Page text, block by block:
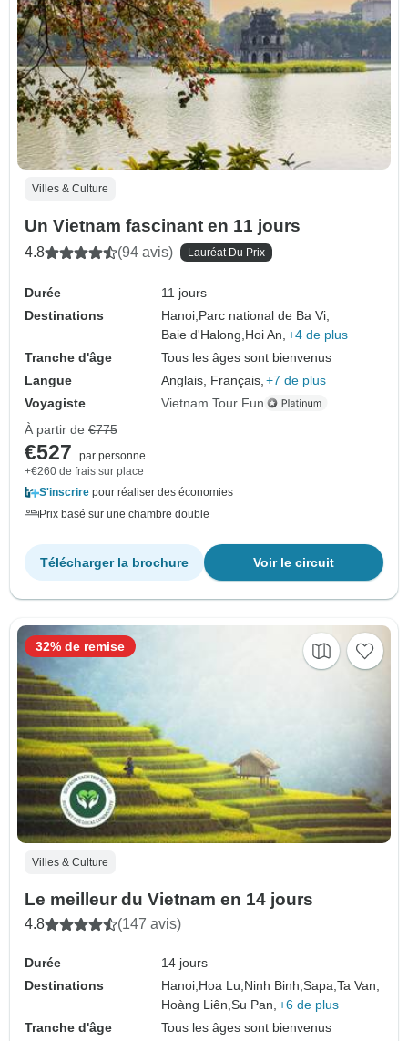
Villes & Culture
Un Vietnam fascinant en 11 jours
4.8 (94 avis) Lauréat Du Prix
Durée
11 jours
Destinations
Hanoi, Parc national de Ba Vi,
Baie d'Halong, Hoi An, +4 de plus
Tranche d'âge
Tous les âges sont bienvenus
Langue
Anglais, Français, +7 de plus
Voyagiste
Vietnam Tour Fun
À partir de €775
€527
par personne
+€260 de frais sur place
S'inscrire pour réaliser des économies
Prix basé sur une chambre double
Voir le circuit
Télécharger la brochure
Villes & Culture
Le meilleur du Vietnam en 14 jours
4.8 (147 avis)
Durée
14 jours
Destinations
Hanoi, Hoa Lu, Ninh Binh,Sapa,Ta Van,
Hoàng Liên,Su Pan, +6 de plus
Tranche d'âge
Tous les âges sont bienvenus
32% de remise